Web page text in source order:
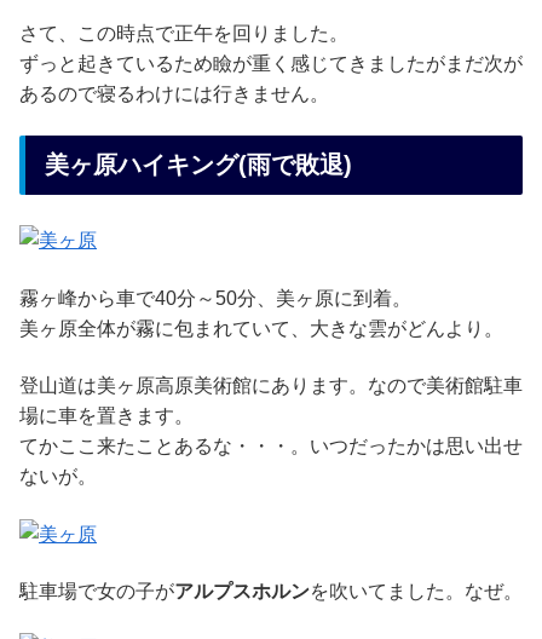
さて、この時点で正午を回りました。
ずっと起きているため瞼が重く感じてきましたがまだ次が
あるので寝るわけには行きません。
美ヶ原ハイキング(雨で敗退)
霧ヶ峰から車で40分～50分、美ヶ原に到着。
美ヶ原全体が霧に包まれていて、大きな雲がどんより。
登山道は美ヶ原高原美術館にあります。なので美術館駐車
場に車を置きます。
てかここ来たことあるな・・・。いつだったかは思い出せ
ないが。
駐車場で女の子がアルプスホルンを吹いてました。なぜ。